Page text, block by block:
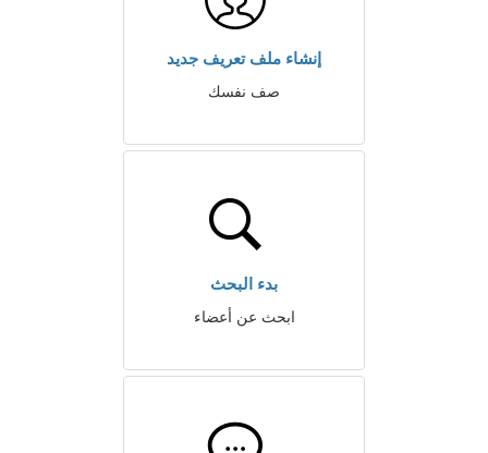
إنشاء ملف تعريف جديد
صف نفسك
بدء البحث
ابحث عن أعضاء